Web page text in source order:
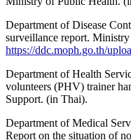
Department of Disease
surveillance report.
https://ddc.moph.go.th/
Department of Health
volunteers (PHV) trainer
Support. (in Thai).
Department of Medical
Report on the situation of